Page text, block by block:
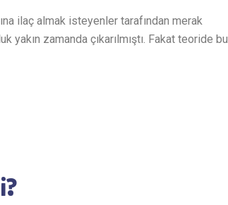
ilaç almak isteyenler tarafından merak
yakın zamanda çıkarılmıştı. Fakat teoride bu